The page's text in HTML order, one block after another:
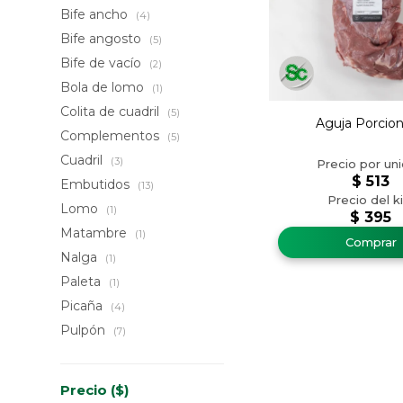
Aguja
$ 395
$ 513
Bife ancho (4)
Bife angosto (5)
Bife de vacío (2)
Bola de lomo (1)
Colita de cuadril (5)
Complementos (5)
Cuadril (3)
Embutidos (13)
Lomo (1)
Matambre (1)
Nalga (1)
Paleta (1)
Picaña (4)
Pulpón (7)
Precio ($)